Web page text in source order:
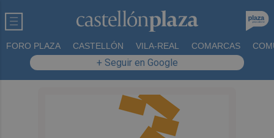
FORO PLAZA CASTELLÓN VILA-REAL COMARCAS
+ Seguir en Google